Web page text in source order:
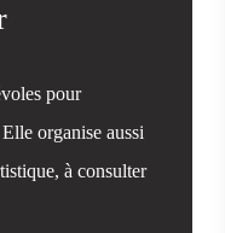
pour
organise aussi
à consulter